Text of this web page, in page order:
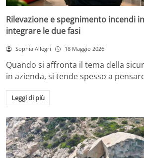
Rilevazione e spegnimento incendi
integrare le due fasi
Sophia Allegri 18 Maggio 2026
Quando si affronta il tema della
in azienda, si tende spesso a
Leggi di più